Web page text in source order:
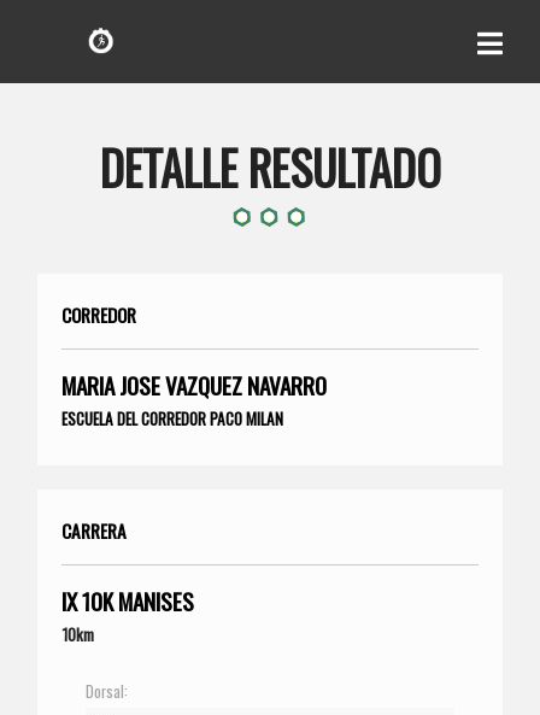
DETALLE RESULTADO
CORREDOR
MARIA JOSE VAZQUEZ NAVARRO
ESCUELA DEL CORREDOR PACO MILAN
CARRERA
IX 10K MANISES
10km
Dorsal: